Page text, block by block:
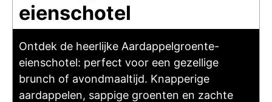
eienschotel
Ontdek de heerlijke Aardappelgroente-
eienschotel: perfect voor een gezellige
brunch of avondmaaltijd. Knapperige
aardappelen, sappige groenten en zachte